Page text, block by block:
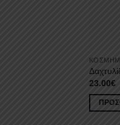
23.00€